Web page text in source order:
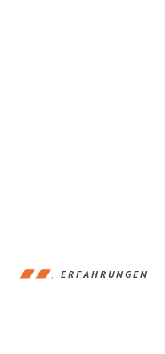
ERFAHRUNGEN